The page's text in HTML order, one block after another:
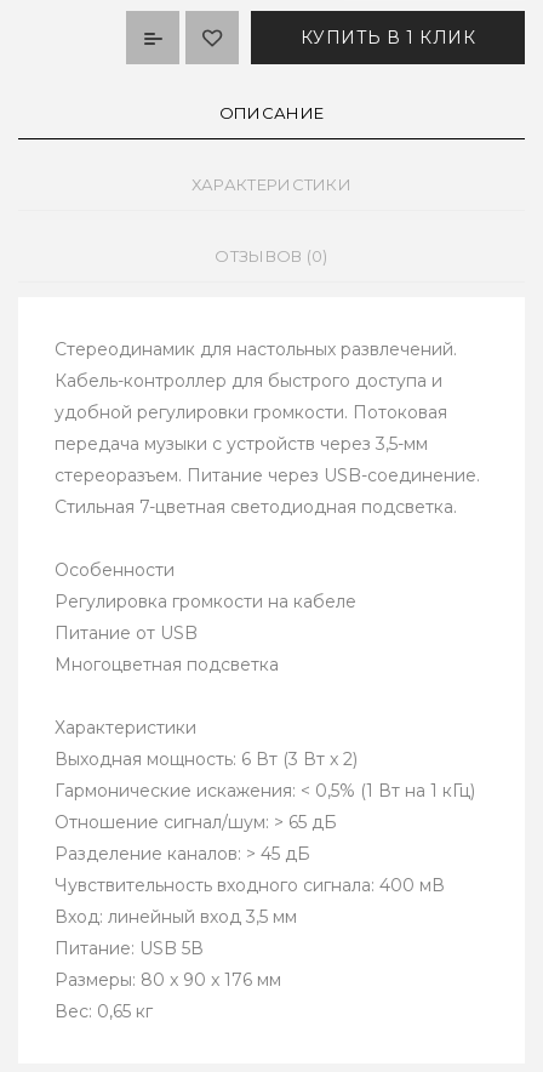
КУПИТЬ В 1 КЛИК
ОПИСАНИЕ
ХАРАКТЕРИСТИКИ
ОТЗЫВОВ (0)
Стереодинамик для настольных развлечений.
Кабель-контроллер для быстрого доступа и
удобной регулировки громкости. Потоковая
передача музыки с устройств через 3,5-мм
стереоразъем. Питание через USB-соединение.
Стильная 7-цветная светодиодная подсветка.
Особенности
Регулировка громкости на кабеле
Питание от USB
Многоцветная подсветка
Характеристики
Выходная мощность: 6 Вт (3 Вт x 2)
Гармонические искажения: < 0,5% (1 Вт на 1 кГц)
Отношение сигнал/шум: > 65 дБ
Разделение каналов: > 45 дБ
Чувствительность входного сигнала: 400 мВ
Вход: линейный вход 3,5 мм
Питание: USB 5В
Размеры: 80 x 90 x 176 мм
Вес: 0,65 кг